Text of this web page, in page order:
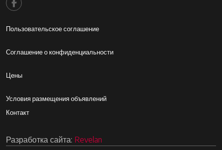
Footer menu
Пользовательское соглашение
Footer2
Соглашение о конфиденциальности
Footer3
Цены
Footer4
Условия размещения объявлений
Контакт
Разработка сайта: Revelan